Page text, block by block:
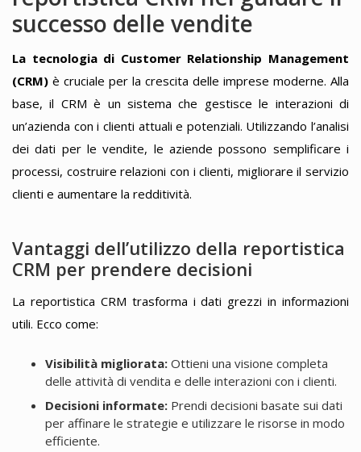
successo delle vendite
La tecnologia di Customer Relationship Management
(CRM) è cruciale per la crescita delle imprese moderne. Alla
base, il CRM è un sistema che gestisce le interazioni di
un’azienda con i clienti attuali e potenziali. Utilizzando l’analisi
dei dati per le vendite, le aziende possono semplificare i
processi, costruire relazioni con i clienti, migliorare il servizio
clienti e aumentare la redditività.
Vantaggi dell’utilizzo della reportistica
CRM per prendere decisioni
La reportistica CRM trasforma i dati grezzi in informazioni
utili. Ecco come:
Visibilità migliorata:Ottieni una visione completa
delle attività di vendita e delle interazioni con i clienti.
Decisioni informate:Prendi decisioni basate sui dati
per affinare le strategie e utilizzare le risorse in modo
efficiente.